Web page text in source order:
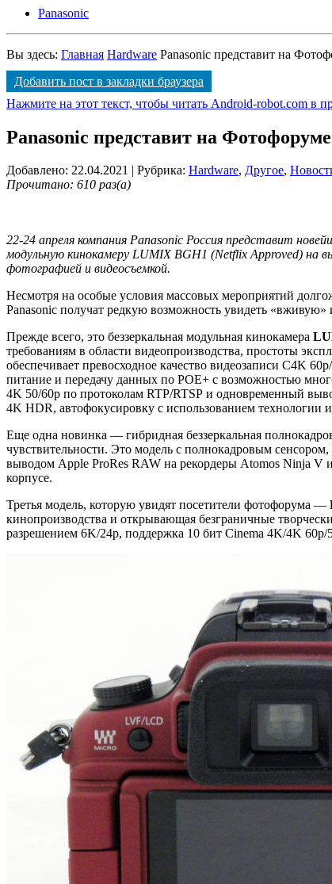
Panasonic
Вы здесь: Главная Hardware Panasonic представит на
Добавить пост в закладки браузера
Нажмите на этот текст, чтобы читать Android-robot.com в
Panasonic представит на
Добавлено: 22.04.2021 | Рубрика: Hardware, Другое,
Прочитано: 610 раз(а)
22-24 апреля компания Panasonic Россия представит
модульную кинокамеру LUMIX BGH1 (Netflix Approved)
фотографией и видеосъемкой.
Несмотря на особые условия массовых мероприятий
Panasonic получат редкую возможность увидеть
Прежде всего, это беззеркальная модульная кинокамера
требованиям в области видеопроизводства, простоты
обеспечивает превосходное качество видеозаписи C4K
питание и передачу данных по POE+ с возможностью
4K 50/60p по протоколам RTP/RTSP и одновременный
4K HDR, автофокусировку с использованием технологии
Еще одна новинка — гибридная беззеркальная
чувствительности. Это модель с полнокадровым
выводом Apple ProRes RAW на рекордеры Atomos Ninja V
корпусе.
Третья модель, которую увидят посетители фотофорума —
кинопроизводства и открывающая безграничные
разрешением 6K/24p, поддержка 10 бит Cinema 4K/4K